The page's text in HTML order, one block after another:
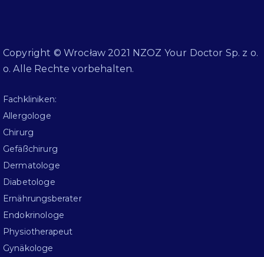
Copyright © Wrocław 2021 NZOZ Your Doctor Sp. z o.
o. Alle Rechte vorbehalten.
Fachkliniken:
Allergologe
Chirurg
Gefäßchirurg
Dermatologe
Diabetologe
Ernährungsberater
Endokrinologe
Physiotherapeut
Gynäkologe